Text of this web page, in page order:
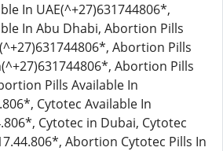
In UAE(^+27)631744806*,
In Abu Dhabi, Abortion Pills
Abortion Pills
Abortion Pills
Pills Available In
Cytotec Available In
Cytotec in Dubai, Cytotec
Abortion Cytotec Pills In